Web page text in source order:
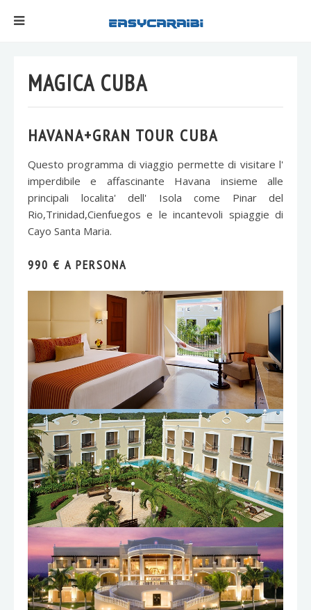
MAGICA CUBA
HAVANA+GRAN TOUR CUBA
Questo programma di viaggio permette di visitare l'
imperdibile e affascinante Havana insieme alle
principali localita' dell' Isola come Pinar del
Rio,Trinidad,Cienfuegos e le incantevoli spiaggie di
Cayo Santa Maria.
990 € A PERSONA